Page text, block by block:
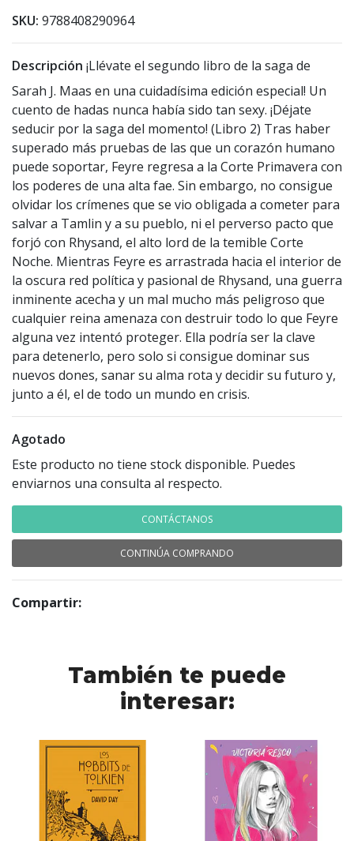
SKU: 9788408290964
Descripción ¡Llévate el segundo libro de la saga de
Sarah J. Maas en una cuidadísima edición especial! Un
cuento de hadas nunca había sido tan sexy. ¡Déjate
seducir por la saga del momento! (Libro 2) Tras haber
superado más pruebas de las que un corazón humano
puede soportar, Feyre regresa a la Corte Primavera con
los poderes de una alta fae. Sin embargo, no consigue
olvidar los crímenes que se vio obligada a cometer para
salvar a Tamlin y a su pueblo, ni el perverso pacto que
forjó con Rhysand, el alto lord de la temible Corte
Noche. Mientras Feyre es arrastrada hacia el interior de
la oscura red política y pasional de Rhysand, una guerra
inminente acecha y un mal mucho más peligroso que
cualquier reina amenaza con destruir todo lo que Feyre
alguna vez intentó proteger. Ella podría ser la clave
para detenerlo, pero solo si consigue dominar sus
nuevos dones, sanar su alma rota y decidir su futuro y,
junto a él, el de todo un mundo en crisis.
Agotado
Este producto no tiene stock disponible. Puedes
enviarnos una consulta al respecto.
CONTÁCTANOS
CONTINÚA COMPRANDO
Compartir:
También te puede
interesar: